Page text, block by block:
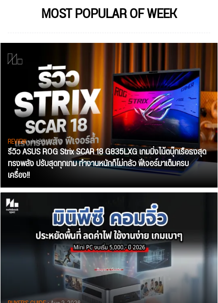
MOST POPULAR OF WEEK
REVIEW• Jul 28, 2026
รีวิว ASUS ROG Strix SCAR 18 G835LXG เกมมิ่งโน้ตบุ๊กเรือธงสุด
ทรงพลัง ปรับสุดทุกเกม ทำงานหนักก็ไม่กลัว ฟีเจอร์มาเต็มครบ
เครื่อง!!